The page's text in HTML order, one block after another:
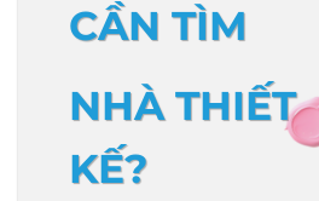
CẦN TÌM
NHÀ THIẾT
KẾ?